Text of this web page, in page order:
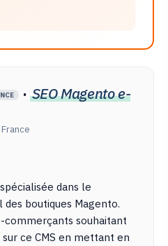
·SEO Magento e-
France
dans le
boutiques Magento.
souhaitant
ce CMS en mettant en